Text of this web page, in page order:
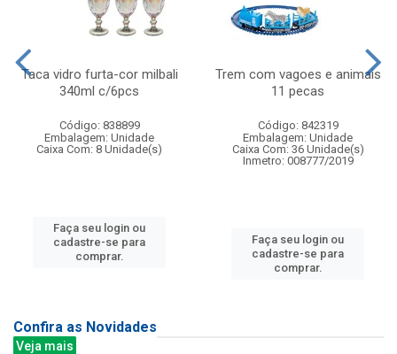
Taca vidro furta-cor milbali
340ml c/6pcs
Código: 838899
Embalagem: Unidade
Caixa Com: 8 Unidade(s)
Faça seu login ou
cadastre-se para
comprar.
Trem com vagoes e animais
11 pecas
Código: 842319
Embalagem: Unidade
Caixa Com: 36 Unidade(s)
Inmetro: 008777/2019
Faça seu login ou
cadastre-se para
comprar.
Confira as Novidades
Veja mais